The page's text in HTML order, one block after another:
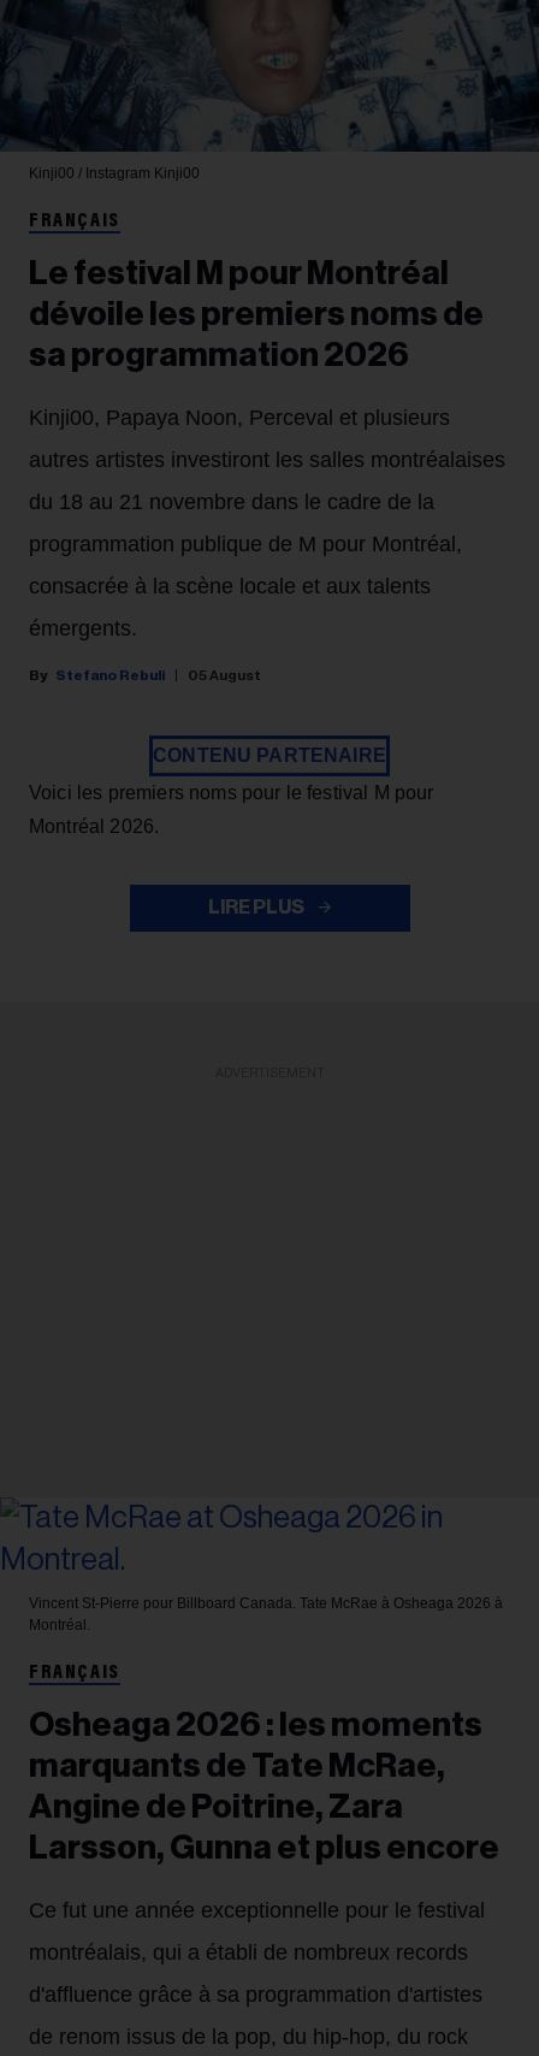
Kinji00 / Instagram Kinji00
FRANÇAIS
Le festival M pour Montréal
dévoile les premiers noms de
sa programmation 2026
Kinji00, Papaya Noon, Perceval et plusieurs
autres artistes investiront les salles montréalaises
du 18 au 21 novembre dans le cadre de la
programmation publique de M pour Montréal,
consacrée à la scène locale et aux talents
émergents.
Stefano Rebuli 05 August
CONTENU PARTENAIRE
Voici les premiers noms pour le festival M pour
Montréal 2026.
LIRE PLUS
Vincent St-Pierre pour Billboard Canada. Tate McRae à Osheaga 2026 à
Montréal.
FRANÇAIS
Osheaga 2026 : les moments
marquants de Tate McRae,
Angine de Poitrine, Zara
Larsson, Gunna et plus encore
Ce fut une année exceptionnelle pour le festival
montréalais, qui a établi de nombreux records
d'affluence grâce à sa programmation d'artistes
de renom issus de la pop, du hip-hop, du rock